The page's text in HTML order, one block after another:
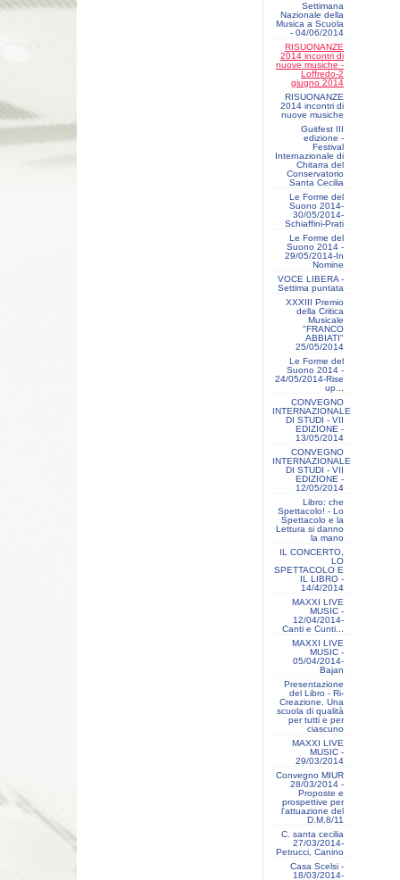
Settimana
Nazionale della
Musica a Scuola
- 04/06/2014
RISUONANZE
2014 incontri di
nuove musiche -
Loffredo-2
giugno 2014
RISUONANZE
2014 incontri di
nuove musiche
Guitfest III
edizione -
Festival
Internazionale di
Chitarra del
Conservatorio
Santa Cecilia
Le Forme del
Suono 2014-
30/05/2014-
Schiaffini-Prati
Le Forme del
Suono 2014 -
29/05/2014-In
Nomine
VOCE LIBERA -
Settima puntata
XXXIII Premio
della Critica
Musicale
"FRANCO
ABBIATI"
25/05/2014
Le Forme del
Suono 2014 -
24/05/2014-Rise
up...
CONVEGNO
INTERNAZIONALE
DI STUDI - VII
EDIZIONE -
13/05/2014
CONVEGNO
INTERNAZIONALE
DI STUDI - VII
EDIZIONE -
12/05/2014
Libro: che
Spettacolo! - Lo
Spettacolo e la
Lettura si danno
la mano
IL CONCERTO,
LO
SPETTACOLO E
IL LIBRO -
14/4/2014
MAXXI LIVE
MUSIC -
12/04/2014-
Canti e Cunti...
MAXXI LIVE
MUSIC -
05/04/2014-
Bajan
Presentazione
del Libro - Ri-
Creazione. Una
scuola di qualità
per tutti e per
ciascuno
MAXXI LIVE
MUSIC -
29/03/2014
Convegno MIUR
28/03/2014 -
Proposte e
prospettive per
l'attuazione del
D.M.8/11
C. santa cecilia
27/03/2014-
Petrucci, Canino
Casa Scelsi -
18/03/2014-